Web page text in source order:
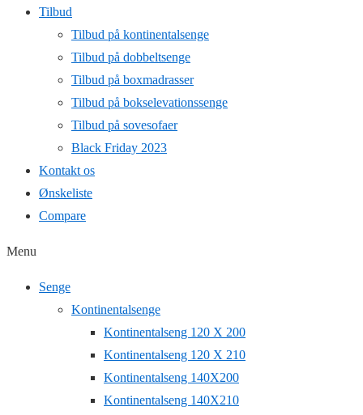
Tilbud
Tilbud på kontinentalsenge
Tilbud på dobbeltsenge
Tilbud på boxmadrasser
Tilbud på bokselevationssenge
Tilbud på sovesofaer
Black Friday 2023
Kontakt os
Ønskeliste
Compare
Menu
Senge
Kontinentalsenge
Kontinentalseng 120 X 200
Kontinentalseng 120 X 210
Kontinentalseng 140X200
Kontinentalseng 140X210